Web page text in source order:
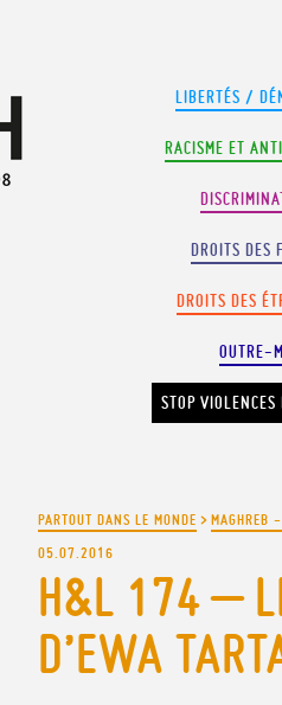
LIBERTÉS /
RACISME ET
DROITS DES
DROITS DES
OUTRE-
STOP VIOLENCES
PARTOUT DANS LE MONDE >MAGHREB
05.07.2016
H&L 174 –
D’EWA